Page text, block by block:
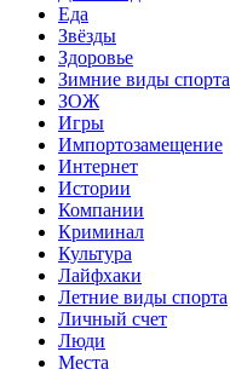
Еда
Звёзды
Здоровье
Зимние виды спорта
ЗОЖ
Игры
Импортозамещение
Интернет
Истории
Компании
Криминал
Культура
Лайфхаки
Летние виды спорта
Личный счет
Люди
Места